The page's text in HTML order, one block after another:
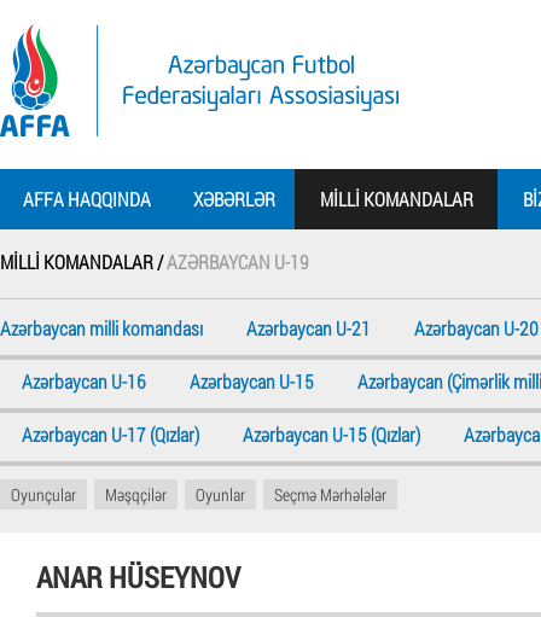
AFFA HAQQINDA XƏBƏRLƏR MILLI KOMANDALAR
MILLI KOMANDALAR /AZƏRBAYCAN U-19
Azərbaycan milli komandası Azərbaycan U-21 Azərbaycan U-20
Azərbaycan U-16 Azərbaycan U-15 Azərbaycan (Çimərlik
Azərbaycan U-17 (Qızlar) Azərbaycan U-15 (Qızlar)
Oyunçular Məşqçilər Oyunlar Seçmə Mərhələlər
ANAR HÜSEYNOV